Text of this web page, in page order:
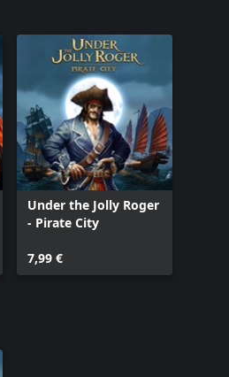
Under the Jolly Roger
- Pirate City
7,99 €